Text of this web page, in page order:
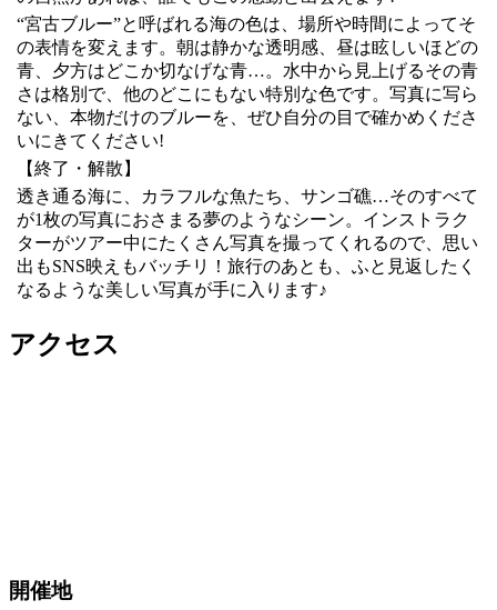
“宮古ブルー”と呼ばれる海の色は、場所や時間によってそ
の表情を変えます。朝は静かな透明感、昼は眩しいほどの
青、夕方はどこか切なげな青…。水中から見上げるその青
さは格別で、他のどこにもない特別な色です。写真に写ら
ない、本物だけのブルーを、ぜひ自分の目で確かめくださ
いにきてください!
【終了・解散】
透き通る海に、カラフルな魚たち、サンゴ礁…そのすべて
が1枚の写真におさまる夢のようなシーン。インストラク
ターがツアー中にたくさん写真を撮ってくれるので、思い
出もSNS映えもバッチリ！旅行のあとも、ふと見返したく
なるような美しい写真が手に入ります♪
アクセス
開催地